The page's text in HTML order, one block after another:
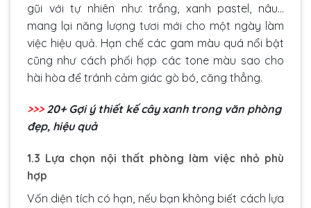
gũi với tự nhiên như: trắng, xanh pastel, nâu…
mang lại năng lượng tươi mới cho một ngày làm
việc hiệu quả. Hạn chế các gam màu quá nổi bật
cũng như cách phối hợp các tone màu sao cho
hài hòa để tránh cảm giác gò bó, căng thẳng.
>>>20+ Gợi ý thiết kế cây xanh trong văn phòng
đẹp, hiệu quả
1.3 Lựa chọn nội thất phòng làm việc nhỏ phù
hợp
Vốn diện tích có hạn, nếu bạn không biết cách lựa